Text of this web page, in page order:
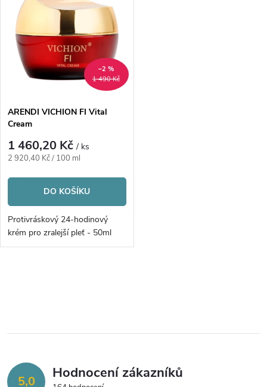
e
n
p
r
o
d
u
ů
Abecedně
ý
p
s
p
r
o
d
u
ů
1 490 Kč
–2 %
ARENDI VICHION FI Vital
Cream
1 460,20 Kč/ ks
Měrná
2 920,40 Kč / 100 ml
DO KOŠÍKU
Protivráskový 24-hodinový
krém pro zralejší pleť - 50ml
l
d 5,0 Hodnocení zákazníků